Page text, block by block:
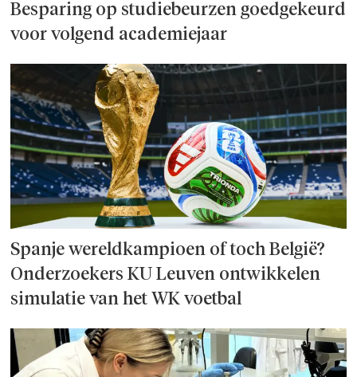
Besparing op studie­beurzen goed­ge­keurd
voor volgend academiejaar
Spanje wereld­kampioen of toch België?
Onderzoek­ers KU Leuven ontwikkelen
simulatie van het WK voetbal